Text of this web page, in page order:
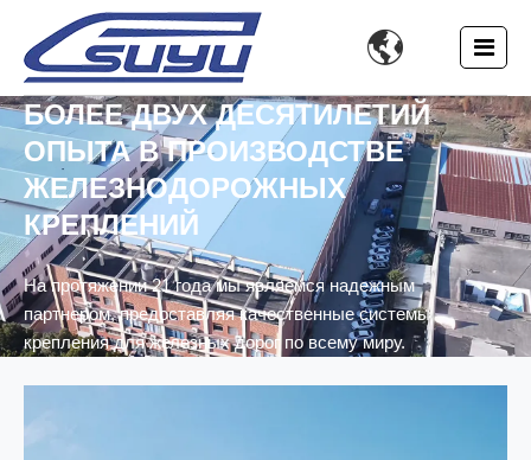

БОЛЕЕ ДВУХ ДЕСЯТИЛЕТИЙ
ОПЫТА В ПРОИЗВОДСТВЕ
ЖЕЛЕЗНОДОРОЖНЫХ
КРЕПЛЕНИЙ
На протяжении 21 года мы являемся надежным
партнером, предоставляя качественные системы
крепления для железных дорог по всему миру.